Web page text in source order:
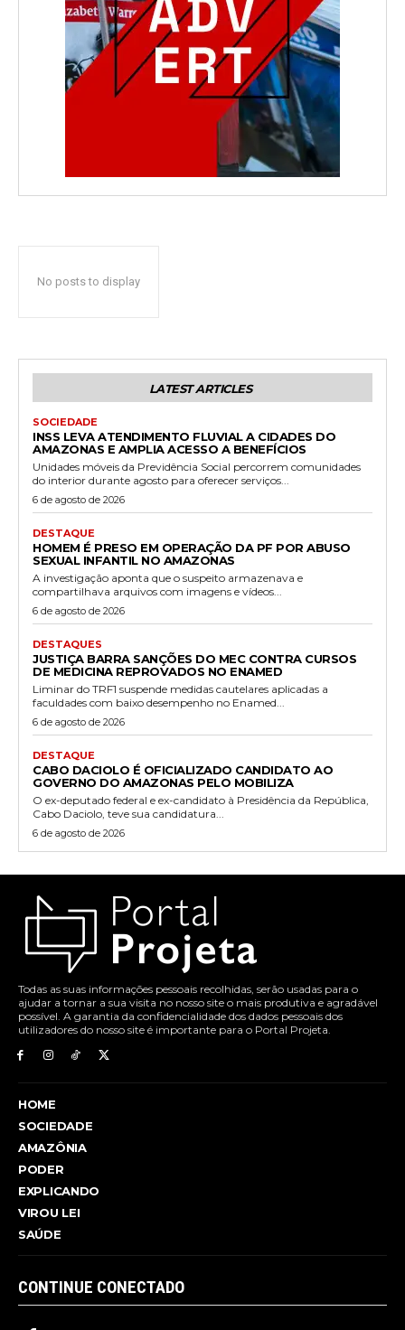
No posts to display
LATEST ARTICLES
SOCIEDADE
INSS LEVA ATENDIMENTO FLUVIAL A CIDADES DO
AMAZONAS E AMPLIA ACESSO A BENEFÍCIOS
Unidades móveis da Previdência Social percorrem comunidades
do interior durante agosto para oferecer serviços...
6 de agosto de 2026
DESTAQUE
HOMEM É PRESO EM OPERAÇÃO DA PF POR ABUSO
SEXUAL INFANTIL NO AMAZONAS
A investigação aponta que o suspeito armazenava e
compartilhava arquivos com imagens e vídeos...
6 de agosto de 2026
DESTAQUES
JUSTIÇA BARRA SANÇÕES DO MEC CONTRA CURSOS
DE MEDICINA REPROVADOS NO ENAMED
Liminar do TRF1 suspende medidas cautelares aplicadas a
faculdades com baixo desempenho no Enamed...
6 de agosto de 2026
DESTAQUE
CABO DACIOLO É OFICIALIZADO CANDIDATO AO
GOVERNO DO AMAZONAS PELO MOBILIZA
O ex-deputado federal e ex-candidato à Presidência da República,
Cabo Daciolo, teve sua candidatura...
6 de agosto de 2026
Todas as suas informações pessoais recolhidas, serão usadas para o
ajudar a tornar a sua visita no nosso site o mais produtiva e agradável
possível. A garantia da confidencialidade dos dados pessoais dos
utilizadores do nosso site é importante para o Portal Projeta.
HOME
SOCIEDADE
AMAZÔNIA
PODER
EXPLICANDO
VIROU LEI
SAÚDE
CONTINUE CONECTADO